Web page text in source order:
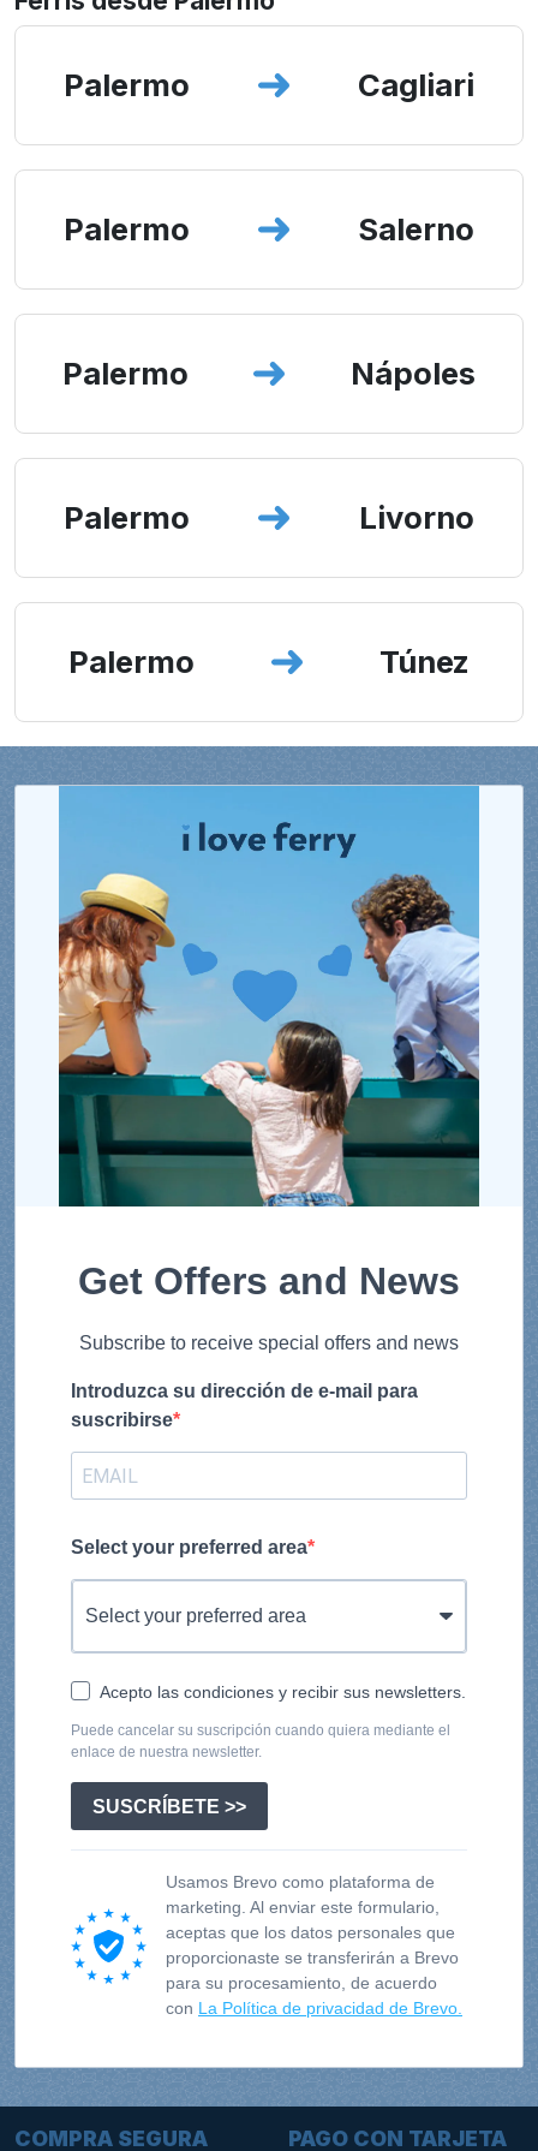
Palermo Cagliari
Palermo Salerno
Palermo Nápoles
Palermo Livorno
Palermo Túnez
Get Offers and News
Subscribe to receive special offers and news
Introduzca su dirección de e-mail para
suscribirse
Select your preferred area
Acepto las condiciones y recibir sus newsletters.
Puede cancelar su suscripción cuando quiera mediante el
enlace de nuestra newsletter.
SUSCRÍBETE >>
Usamos Brevo como plataforma de
marketing. Al enviar este formulario,
aceptas que los datos personales que
proporcionaste se transferirán a Brevo
para su procesamiento, de acuerdo
con La Política de privacidad de Brevo.
COMPRA SEGURA PAGO CON TARJETA